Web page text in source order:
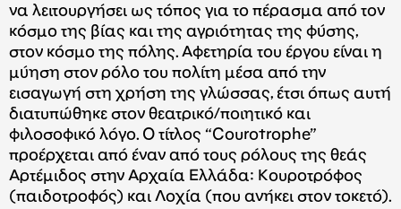
να λειτουργήσει ως τόπος για το πέρασμα από τον
κόσμο της βίας και της αγριότητας της φύσης,
στον κόσμο της πόλης. Αφετηρία του έργου είναι η
μύηση στον ρόλο του πολίτη μέσα από την
εισαγωγή στη χρήση της γλώσσας, έτσι όπως αυτή
διατυπώθηκε στον θεατρικό/ποιητικό και
φιλοσοφικό λόγο. Ο τίτλος “Courotrophe”
προέρχεται από έναν από τους ρόλους της θεάς
Αρτέμιδος στην Αρχαία Ελλάδα: Κουροτρόφος
(παιδοτροφός) και Λοχία (που ανήκει στον τοκετό).